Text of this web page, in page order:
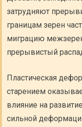
затрудняют
границам зерен
миграцию
прерывистый
Пластическая
старением
влияние на
сильной